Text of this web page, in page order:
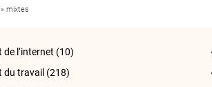
mixtes
de l‘internet (10)
du travail (218)